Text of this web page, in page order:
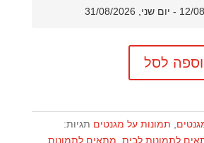
לסל
, תמונות על מגנטים תגיות:
לתמונות לבית, מתאים לתמונות